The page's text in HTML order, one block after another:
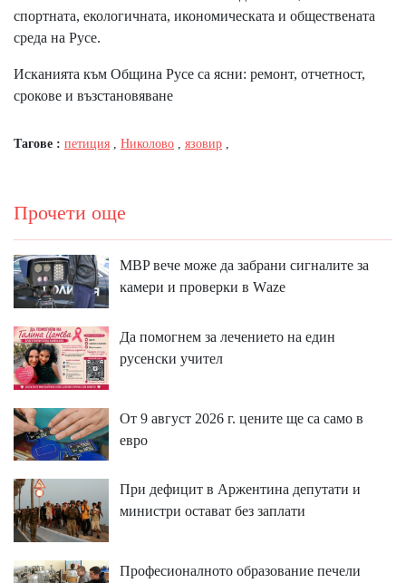
спортната, екологичната, икономическата и обществената
среда на Русе.
Исканията към Община Русе са ясни: ремонт, отчетност,
срокове и възстановяване
Тагове : петиция , Николово , язовир ,
Прочети още
MBP вeчe мoжe дa зaбpaни cигнaлитe зa
ĸaмepи и пpoвepĸи в Wаzе
Да помогнем за лечението на един
русенски учител
От 9 август 2026 г. цените ще са само в
евро
При дефицит в Аржентина депутати и
министри остават без заплати
Професионалното образование печели